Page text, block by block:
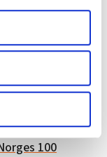
dine personlige
hvordan de skal
tilbake ditt
hk-nytt.no
(cookies) for å
at vi tilby
utarbeide
det
Jens
på 45
annet til
skulle brukes til
bygg.
100